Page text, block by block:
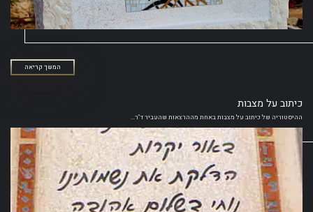
המשך קריאה
כיתוב על מצבות
ההיסטוריה של כיתוב על מצבות באחת מההרצאות שהעביר ד"ר...